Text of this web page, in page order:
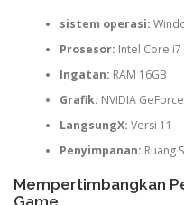
sistem operasi:
Prosesor: Intel Core
Ingatan: RAM 16GB
Grafik: NVIDIA
LangsungX: Versi 11
Penyimpanan: Ruang
Mempertimbangkan